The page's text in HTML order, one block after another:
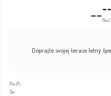
--
Vďaka silnému koreňovému balu
Po-Pi:
So: